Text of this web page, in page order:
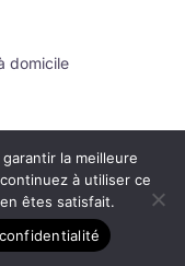
domicile
la meilleure
à utiliser ce
êtes satisfait.